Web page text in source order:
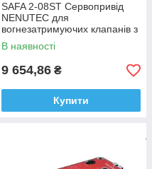
SAFA 2-08ST Сервопривід
NENUTEC для
вогнезатримуючих клапанів з
термодатчиком 8Nm 230v
В наявності
9 654,86 ₴
Купити